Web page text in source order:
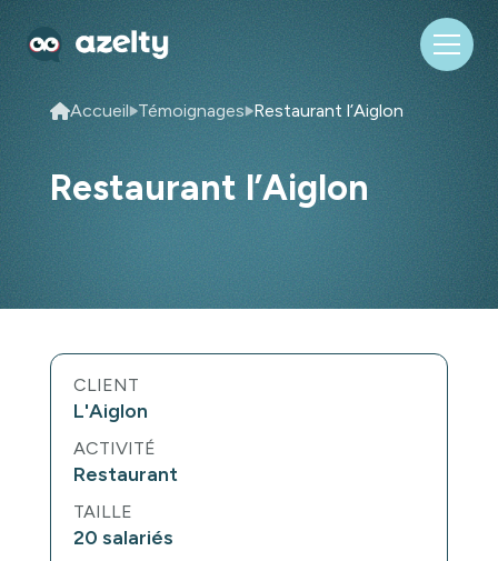
Accueil Témoignages Restaurant l’Aiglon
Restaurant l’Aiglon
CLIENT
L'Aiglon
ACTIVITÉ
Restaurant
TAILLE
20 salariés